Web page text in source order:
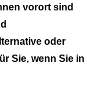
vorort sind
oder
Sie, wenn Sie in